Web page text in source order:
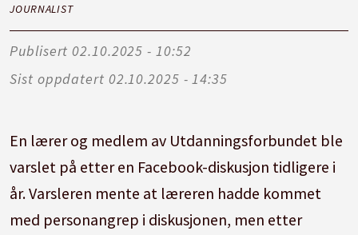
JOURNALIST
Publisert
02.10.2025 - 10:52
Sist oppdatert
02.10.2025 - 14:35
En lærer og medlem av Utdanningsforbundet ble
varslet på etter en Facebook-diskusjon tidligere i
år. Varsleren mente at læreren hadde kommet
med personangrep i diskusjonen, men etter